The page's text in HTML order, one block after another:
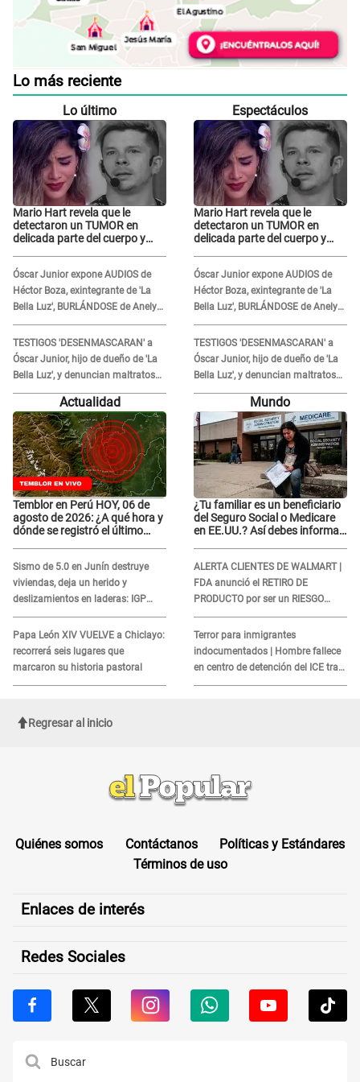
Lo más reciente
Lo último
Mario Hart revela que le
detectaron un TUMOR en
delicada parte del cuerpo y
muy fuertes..."
Óscar Junior expone AUDIOS de
Héctor Boza, exintegrante de 'La
Bella Luz', BURLÁNDOSE de Anely
Dávila tras acusarlo de maltrato:
"Grábame..."
TESTIGOS 'DESENMASCARAN' a
Óscar Junior, hijo de dueño de 'La
Bella Luz', y denuncian maltratos
en la orquesta: "Los humilla..."
Espectáculos
Mario Hart revela que le
detectaron un TUMOR en
delicada parte del cuerpo y
muy fuertes..."
Óscar Junior expone AUDIOS de
Héctor Boza, exintegrante de 'La
Bella Luz', BURLÁNDOSE de Anely
Dávila tras acusarlo de maltrato:
"Grábame..."
TESTIGOS 'DESENMASCARAN' a
Óscar Junior, hijo de dueño de 'La
Bella Luz', y denuncian maltratos
en la orquesta: "Los humilla..."
Actualidad
Temblor en Perú HOY, 06 de
agosto de 2026: ¿A qué hora y
dónde se registró el último
Sismo de 5.0 en Junín destruye
viviendas, deja un herido y
deslizamientos en laderas: IGP
alerta sobre posibles réplicas
Papa León XIV VUELVE a Chiclayo:
recorrerá seis lugares que
marcaron su historia pastoral
Mundo
¿Tu familiar es un beneficiario
del Seguro Social o Medicare
en EE.UU.? Así debes informar
ALERTA CLIENTES DE WALMART |
FDA anunció el RETIRO DE
PRODUCTO por ser un RIESGO
MORTAL para consumidores: ¿Cuál
es?
Terror para inmigrantes
indocumentados | Hombre fallece
en centro de detención del ICE tras
sufrir una "emergencia médica"
Regresar al inicio
Quiénes somos Contáctanos
Políticas y Estándares
Términos de uso
Enlaces de interés
Redes Sociales